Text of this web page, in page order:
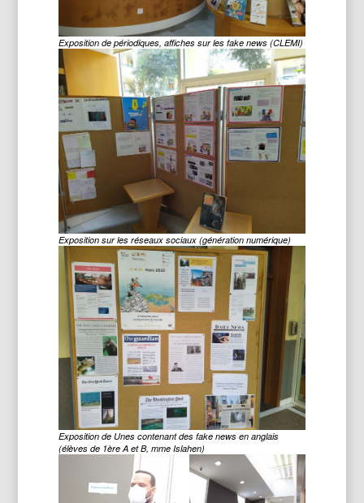
Exposition de périodiques, affiches sur les fake news (CLEMI)
Exposition sur les réseaux sociaux (génération numérique)
Exposition de Unes contenant des fake news en anglais
(élèves de 1ère A et B, mme Islahen)